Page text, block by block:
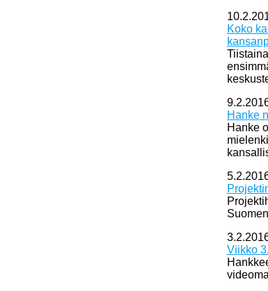
Koko
Hanke
Hanke
Viikko